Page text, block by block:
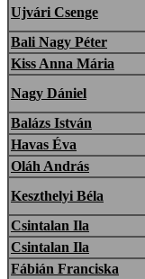
Ujvári Csenge
Bali Nagy Péter
Kiss Anna Mária
Nagy Dániel
Balázs István
Havas Éva
Oláh András
Keszthelyi Béla
Csintalan Ila
Csintalan Ila
Fábián Franciska